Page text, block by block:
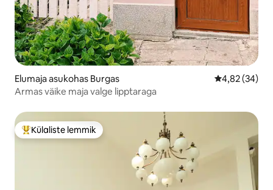
Elumaja asukohas Burgas Keskmine
4,82 (34)
Armas väike maja valge lipptaraga
Külaliste suur lemmik
Külaliste lemmik